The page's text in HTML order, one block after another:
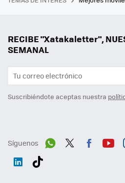
RECIBE "Xatakaletter",
SEMANAL
Suscribiéndote aceptas nuestra
Síguenos